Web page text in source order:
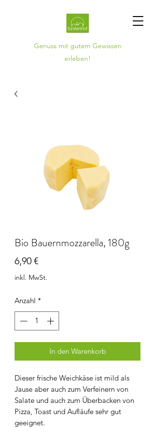
Genuss mit gutem Gewissen
erleben!
Bio Bauernmozzarella, 180g
6,90 €Preis
inkl. MwSt.
Anzahl *
In den Warenkorb
Dieser frische Weichkäse ist mild als
Jause aber auch zum Verfeinern von
Salate und auch zum Überbacken von
Pizza, Toast und Aufläufe sehr gut
geeignet.